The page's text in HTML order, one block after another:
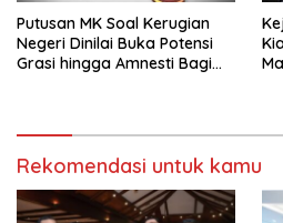
Putusan MK Soal Kerugian
Negeri Dinilai Buka Potensi
Grasi hingga Amnesti Bagi
Rekomendasi untuk kamu